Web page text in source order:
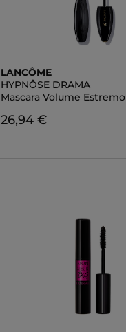
LANCÔME
HYPNÔSE DRAMA
Mascara Volume Estremo
26,94 €